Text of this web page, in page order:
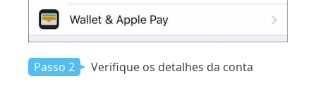
Passo 2 Verifique os detalhes da conta